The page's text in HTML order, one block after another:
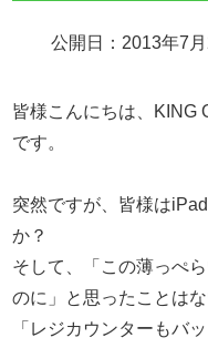
公開日：2013年7月
皆様こんにちは、KING
です。
突然ですが、皆様は
か？
そして、「この薄っぺ
のに」と思ったことは
「レジカウンターもバ